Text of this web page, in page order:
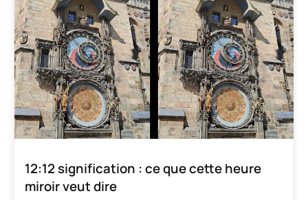
12:12 signification : ce que cette heure
miroir veut dire